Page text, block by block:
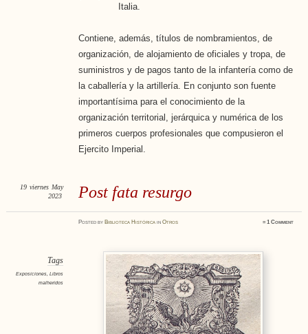
Italia.
Contiene, además, títulos de nombramientos, de
organización, de alojamiento de oficiales y tropa, de
suministros y de pagos tanto de la infantería como de
la caballería y la artillería. En conjunto son fuente
importantísima para el conocimiento de la
organización territorial, jerárquica y numérica de los
primeros cuerpos profesionales que compusieron el
Ejercito Imperial.
Post fata resurgo
19 viernes May
2023
Postedby Biblioteca Histórica inOtros ≈1 Comment
Tags
Exposiciones, Libros
malheridos